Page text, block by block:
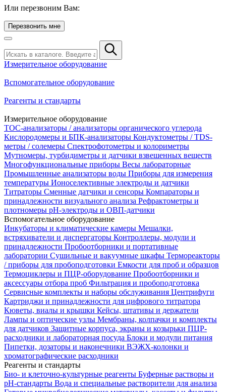
Или перезвоним Вам:
Перезвонить мне
Измерительное оборудование
Вспомогательное оборудование
Реагенты и стандарты
Измерительное оборудование
TOC-анализаторы / анализаторы органического углерода
Кислородомеры и БПК-анализаторы Кондуктометры / TDS-
метры / солемеры Спектрофотометры и колориметры
Мутномеры, турбидиметры и датчики взвешенных веществ
Многофункциональные приборы Весы лабораторные
Промышленные анализаторы воды Приборы для измерения
температуры Ионоселективные электроды и датчики
Титраторы Сменные датчики и сенсоры Компараторы и
принадлежности визуального анализа Рефрактометры и
плотномеры pH-электроды и ОВП-датчики
Вспомогательное оборудование
Инкубаторы и климатические камеры Мешалки,
встряхиватели и диспергаторы Контроллеры, модули и
принадлежности Пробоотборники и портативные
лаборатории Сушильные и вакуумные шкафы Термореакторы
/ приборы для пробоподготовки Емкости для проб и образцов
Термоциклеры и ПЦР-оборудование Пробоотборники и
аксессуары отбора проб Фильтрация и пробоподготовка
Сервисные комплекты и наборы обслуживания Центрифуги
Картриджи и принадлежности для цифрового титратора
Кюветы, виалы и крышки Кейсы, штативы и держатели
Лампы и оптические узлы Мембраны, колпачки и комплекты
для датчиков Защитные корпуса, экраны и козырьки ПЦР-
расходники и лабораторная посуда Блоки и модули питания
Пипетки, дозаторы и наконечники ВЭЖХ-колонки и
хроматографические расходники
Реагенты и стандарты
Био- и клеточно-культурные реагенты Буферные растворы и
pH-стандарты Вода и специальные растворители для анализа